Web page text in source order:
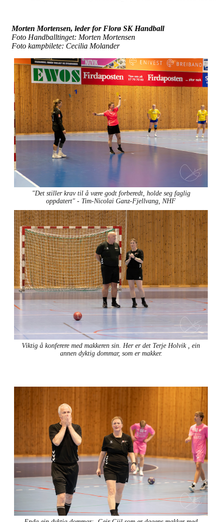
Morten Mortensen, leder for Florø SK Handball
Foto Handballtinget: Morten Mortensen
Foto kampbilete: Cecilia Molander
"Det stiller krav til å være godt forberedt, holde seg faglig
oppdatert" - Tim-Nicolai Ganz-Fjellvang, NHF
Viktig å konferere med makkeren sin. Her er det Terje Holvik , ein
annen dyktig dommar, som er makker.